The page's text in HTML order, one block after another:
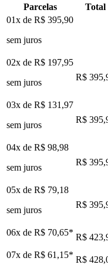
Parcelas
Total
01x de R$ 395,90
sem juros
02x de R$ 197,95
sem juros
R$
03x de R$ 131,97
sem juros
R$
04x de R$ 98,98
sem juros
R$
05x de R$ 79,18
sem juros
R$
06x de R$ 70,65* R$
07x de R$ 61,15* R$